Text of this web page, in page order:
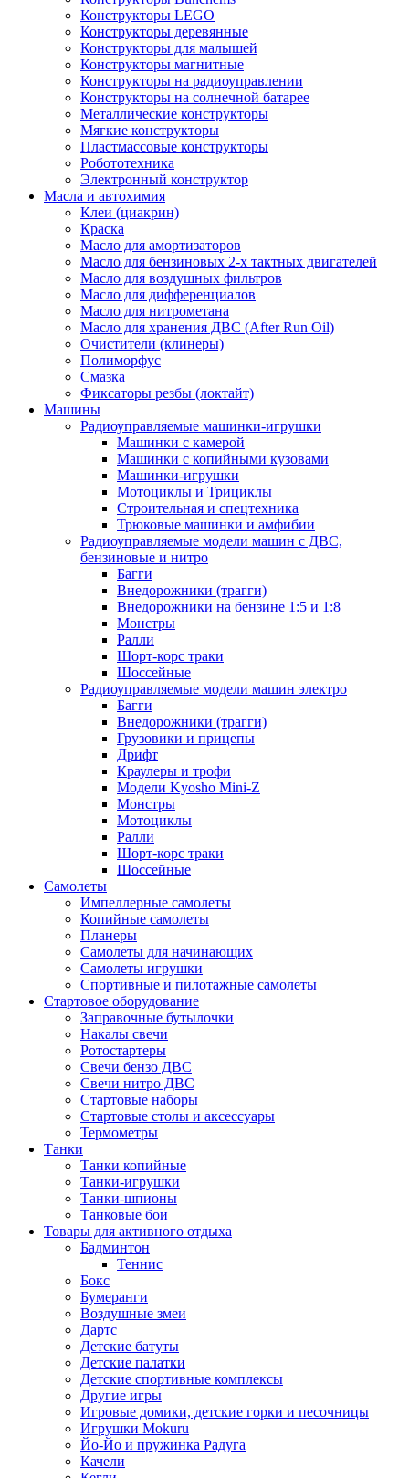
Конструкторы LEGO
Конструкторы деревянные
Конструкторы для малышей
Конструкторы магнитные
Конструкторы на радиоуправлении
Конструкторы на солнечной батарее
Металлические конструкторы
Мягкие конструкторы
Пластмассовые конструкторы
Робототехника
Электронный конструктор
Масла и автохимия
Клеи (циакрин)
Краска
Масло для амортизаторов
Масло для бензиновых 2-х тактных двигателей
Масло для воздушных фильтров
Масло для дифференциалов
Масло для нитрометана
Масло для хранения ДВС (After Run Oil)
Очистители (клинеры)
Полиморфус
Смазка
Фиксаторы резбы (локтайт)
Машины
Радиоуправляемые машинки-игрушки
Машинки с камерой
Машинки с копийными кузовами
Машинки-игрушки
Мотоциклы и Трициклы
Строительная и спецтехника
Трюковые машинки и амфибии
Радиоуправляемые модели машин с ДВС,
бензиновые и нитро
Багги
Внедорожники (трагги)
Внедорожники на бензине 1:5 и 1:8
Монстры
Ралли
Шорт-корс траки
Шоссейные
Радиоуправляемые модели машин электро
Багги
Внедорожники (трагги)
Грузовики и прицепы
Дрифт
Краулеры и трофи
Модели Kyosho Mini-Z
Монстры
Мотоциклы
Ралли
Шорт-корс траки
Шоссейные
Самолеты
Импеллерные самолеты
Копийные самолеты
Планеры
Самолеты для начинающих
Самолеты игрушки
Спортивные и пилотажные самолеты
Стартовое оборудование
Заправочные бутылочки
Накалы свечи
Ротостартеры
Свечи бензо ДВС
Свечи нитро ДВС
Стартовые наборы
Стартовые столы и аксессуары
Термометры
Танки
Танки копийные
Танки-игрушки
Танки-шпионы
Танковые бои
Товары для активного отдыха
Бадминтон
Теннис
Бокс
Бумеранги
Воздушные змеи
Дартс
Детские батуты
Детские палатки
Детские спортивные комплексы
Другие игры
Игровые домики, детские горки и песочницы
Игрушки Mokuru
Йо-Йо и пружинка Радуга
Качели